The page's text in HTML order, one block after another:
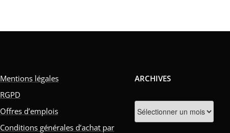
Mentions légales
RGPD
Offres d’emplois
Conditions générales d’achat par
ARCHIVES